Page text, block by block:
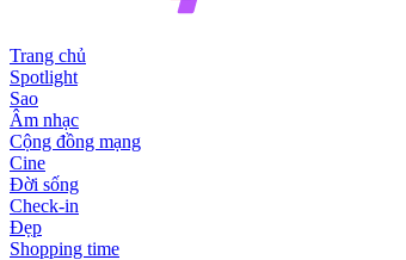
Trang chủ
Spotlight
Sao
Âm nhạc
Cộng đồng mạng
Cine
Đời sống
Check-in
Đẹp
Shopping time